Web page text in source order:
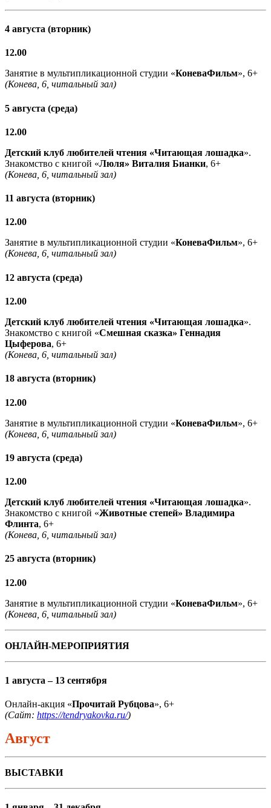
4 августа (вторник)
12.00
Занятие в мультипликационной студии «КоневаФильм», 6+
(Конева, 6, читальный зал)
5 августа (среда)
12.00
Детский клуб любителей чтения «Читающая лошадка».
Знакомство с книгой «Люля» Виталия Бианки, 6+
(Конева, 6, читальный зал)
11 августа (вторник)
12.00
Занятие в мультипликационной студии «КоневаФильм», 6+
(Конева, 6, читальный зал)
12 августа (среда)
12.00
Детский клуб любителей чтения «Читающая лошадка».
Знакомство с книгой «Смешная сказка» Геннадия
Цыферова, 6+
(Конева, 6, читальный зал)
18 августа (вторник)
12.00
Занятие в мультипликационной студии «КоневаФильм», 6+
(Конева, 6, читальный зал)
19 августа (среда)
12.00
Детский клуб любителей чтения «Читающая лошадка».
Знакомство с книгой «Животные степей» Владимира
Флинта, 6+
(Конева, 6, читальный зал)
25 августа (вторник)
12.00
Занятие в мультипликационной студии «КоневаФильм», 6+
(Конева, 6, читальный зал)
ОНЛАЙН-МЕРОПРИЯТИЯ
1 августа – 13 сентября
Онлайн-акция «Прочитай Рубцова», 6+
(Сайт: https://tendryakovka.ru/)
Август
ВЫСТАВКИ